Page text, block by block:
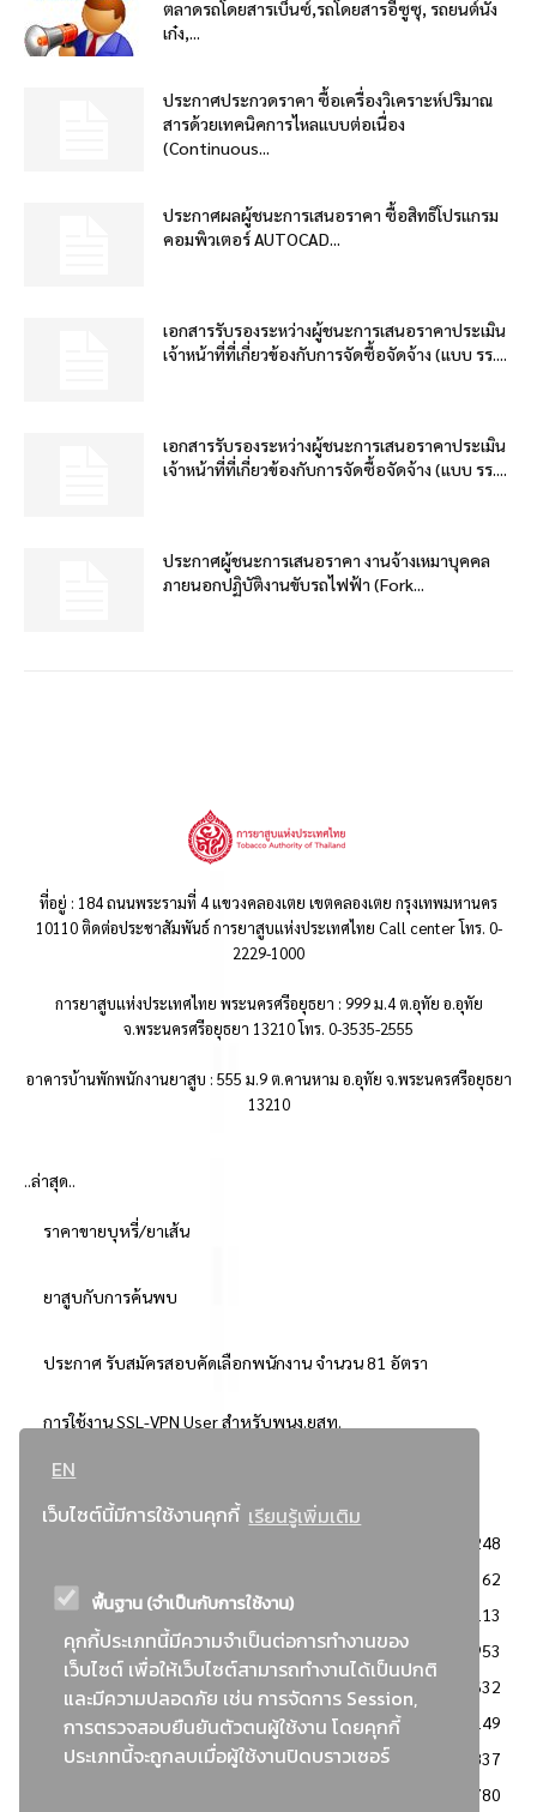
EN
เว็บไซต์นี้มีการใช้งานคุกกี้ เรียนรู้เพิ่มเติม
พื้นฐาน (จำเป็นกับการใช้งาน)
คุกกี้ประเภทนี้มีความจำเป็นต่อการทำงานของ
เว็บไซต์ เพื่อให้เว็บไซต์สามารถทำงานได้เป็นปกติ
และมีความปลอดภัย เช่น การจัดการ Session,
การตรวจสอบยืนยันตัวตนผู้ใช้งาน โดยคุกกี้
ประเภทนี้จะถูกลบเมื่อผู้ใช้งานปิดบราวเซอร์
ตลาดรถโดยสารเบ็นซ์,รถโดยสารอีซูซุ, รถยนต์นั่ง
เก๋ง,...
ประกาศประกวดราคา ซื้อเครื่องวิเคราะห์ปริมาณ
สารด้วยเทคนิคการไหลแบบต่อเนื่อง
(Continuous...
ประกาศผลผู้ชนะการเสนอราคา ซื้อสิทธิโปรแกรม
คอมพิวเตอร์ AUTOCAD...
เอกสารรับรองระหว่างผู้ชนะการเสนอราคาประเมิน
เจ้าหน้าที่ที่เกี่ยวข้องกับการจัดซื้อจัดจ้าง (แบบ รร....
เอกสารรับรองระหว่างผู้ชนะการเสนอราคาประเมิน
เจ้าหน้าที่ที่เกี่ยวข้องกับการจัดซื้อจัดจ้าง (แบบ รร....
ประกาศผู้ชนะการเสนอราคา งานจ้างเหมาบุคคล
ภายนอกปฏิบัติงานขับรถไฟฟ้า (Fork...
ที่อยู่ : 184 ถนนพระรามที่ 4 แขวงคลองเตย เขตคลองเตย กรุงเทพมหานคร
10110 ติดต่อประชาสัมพันธ์ การยาสูบแห่งประเทศไทย Call center โทร. 0-
2229-1000
การยาสูบแห่งประเทศไทย พระนครศรีอยุธยา : 999 ม.4 ต.อุทัย อ.อุทัย
จ.พระนครศรีอยุธยา 13210 โทร. 0-3535-2555
อาคารบ้านพักพนักงานยาสูบ : 555 ม.9 ต.คานหาม อ.อุทัย จ.พระนครศรีอยุธยา
13210
..ล่าสุด..
ราคาขายบุหรี่/ยาเส้น
ยาสูบกับการค้นพบ
ประกาศ รับสมัครสอบคัดเลือกพนักงาน จำนวน 81 อัตรา
การใช้งาน SSL-VPN User สำหรับพนง.ยสท.
..ยอดนิยม..
3248
2362
: วิธีเฉพาะเจาะจง
2113
ข่าวสาร/ประกาศ
1953
: เอกสารส่งเสริมความโปร่งใสในการจัดซื้อจัดจ้าง
1632
ข่าวสารจัดซื้อจัดจ้าง
1149
: แผนการจัดซื้อจัดจ้าง
837
780